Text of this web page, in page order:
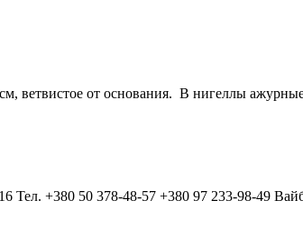
от основания. В нигеллы
+380 50 378-48-57 +380 97 233-98-49